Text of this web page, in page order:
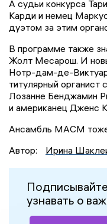
А судьи конкурса
Карди и немец
дуэтом за этим
В программе также
Жолт Месарош. И
Нотр-дам-де-
титулярный органист
Лозанне Бенджамин
и американец Дженс
Ансамбль МАСМ
Автор:
Ирина
узнавать о